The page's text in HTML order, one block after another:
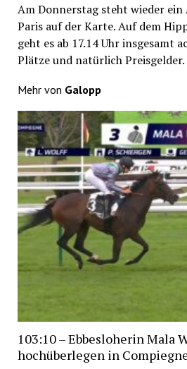
Am Donnerstag steht wieder
Paris auf der Karte. Auf dem
geht es ab 17.14 Uhr insgesamt
Plätze und natürlich Preisgelder.
Mehr von Galopp
103:10 – Ebbesloherin Mala
hochüberlegen in